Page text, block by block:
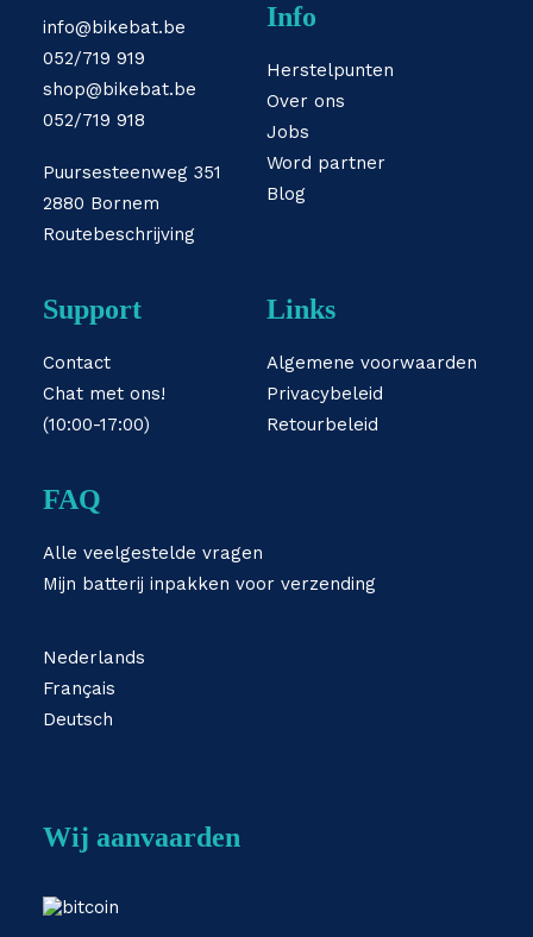
info@bikebat.be
052/719 919
shop@bikebat.be
052/719 918
Puursesteenweg 351
2880 Bornem
Routebeschrijving
Info
Herstelpunten
Over ons
Jobs
Word partner
Blog
Support
Contact
Chat met ons!
(10:00-17:00)
Links
Algemene voorwaarden
Privacybeleid
Retourbeleid
FAQ
Alle veelgestelde vragen
Mijn batterij inpakken voor verzending
Nederlands
Français
Deutsch
Wij aanvaarden